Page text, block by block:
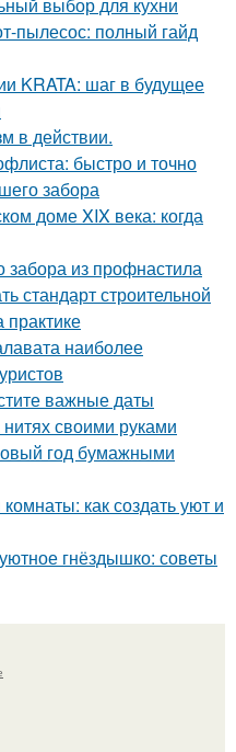
выбор для кухни
пылесос: полный гайд
KRATA: шаг в будущее
в действии.
быстро и точно
забора
доме XIX века: когда
забора из профнастила
стандарт строительной
практике
наиболее
важные даты
своими руками
год бумажными
как создать уют и
гнёздышко: советы